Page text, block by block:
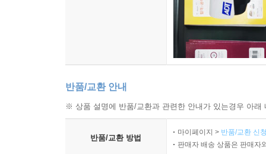
반품/교환 안내
※ 상품 설명에 반품/교환과 관련한 안내가 있는경우 아
반품/교환 방법
마이페이지 > 반품/교환 신
판매자 배송 상품은 판매자